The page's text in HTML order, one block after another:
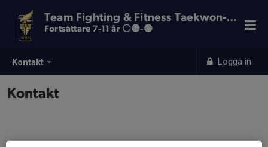
Kontakt Logga in
Team Fighting & Fitness Taekwon-Do
Fortsättare 7-11 år ⚪️🟡-🟢
Kontakt